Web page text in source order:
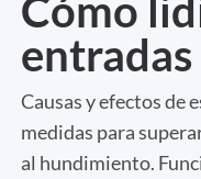
Cómo
entradas
Causas y efectos de
medidas para
al hundimiento.